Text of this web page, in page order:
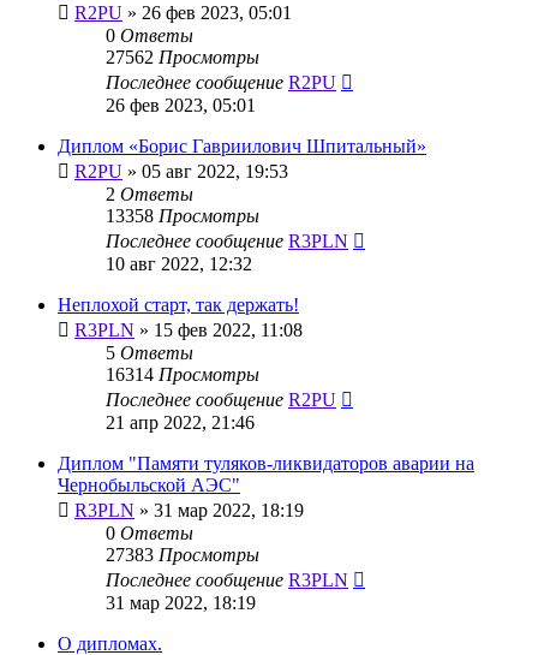
R2PU » 26 фев 2023, 05:01
0 Ответы
27562 Просмотры
Последнее сообщение R2PU
26 фев 2023, 05:01
Диплом «Борис Гавриилович Шпитальный»
R2PU » 05 авг 2022, 19:53
2 Ответы
13358 Просмотры
Последнее сообщение R3PLN
10 авг 2022, 12:32
Неплохой старт, так держать!
R3PLN » 15 фев 2022, 11:08
5 Ответы
16314 Просмотры
Последнее сообщение R2PU
21 апр 2022, 21:46
Диплом "Памяти туляков-ликвидаторов аварии на
Чернобыльской АЭС"
R3PLN » 31 мар 2022, 18:19
0 Ответы
27383 Просмотры
Последнее сообщение R3PLN
31 мар 2022, 18:19
О дипломах.